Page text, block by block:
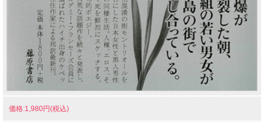
価格:1,980円(税込)